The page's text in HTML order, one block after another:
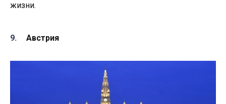
жизни.
Австрия